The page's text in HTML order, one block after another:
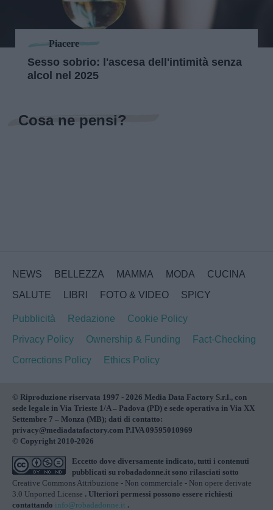
Piacere
Sesso sobrio: l'ascesa dell'intimità senza
alcol nel 2025
Cosa ne pensi?
NEWS BELLEZZA MAMMA MODA
CUCINA
SALUTE
LIBRI FOTO & VIDEO SPICY
Pubblicità Redazione
Cookie Policy
Privacy Policy
Ownership & Funding
Fact-Checking
Corrections Policy
Ethics Policy
© Riproduzione riservata 1997 - 2026 Media Data Factory S.r.l., con
sede legale in Via Trieste 1/A – Padova (PD) e sede operativa in Via XX
Settembre 7 – Monza (MB); dati di contatto:
privacy@mediadatafactory.com P.IVA 09595010969
© Copyright 2010-2026
Eccetto dove diversamente indicato, tutti i contenuti
pubblicati su robadadonne.it sono rilasciati sotto
Creative Commons Attribuzione - Non commerciale - Non opere derivate
3.0 Unported License . Ulteriori permessi possono essere richiesti
contattando info@robadadonne.it .